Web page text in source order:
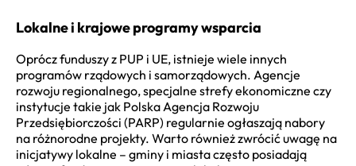
Lokalne i krajowe programy wsparcia
Oprócz funduszy z PUP i UE, istnieje wiele innych
programów rządowych i samorządowych. Agencje
rozwoju regionalnego, specjalne strefy ekonomiczne czy
instytucje takie jak Polska Agencja Rozwoju
Przedsiębiorczości (PARP) regularnie ogłaszają nabory
na różnorodne projekty. Warto również zwrócić uwagę na
inicjatywy lokalne – gminy i miasta często posiadają